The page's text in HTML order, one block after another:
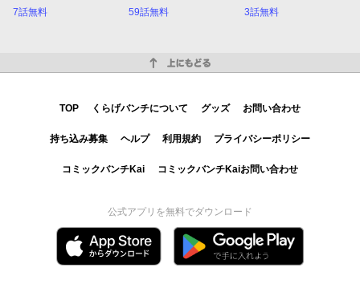
7話無料 59話無料 3話無料
TOP くらげバンチについて グッズ お問い合わせ
持ち込み募集 ヘルプ 利用規約 プライバシーポリシー
コミックバンチKai コミックバンチKaiお問い合わせ
公式アプリを無料でダウンロード